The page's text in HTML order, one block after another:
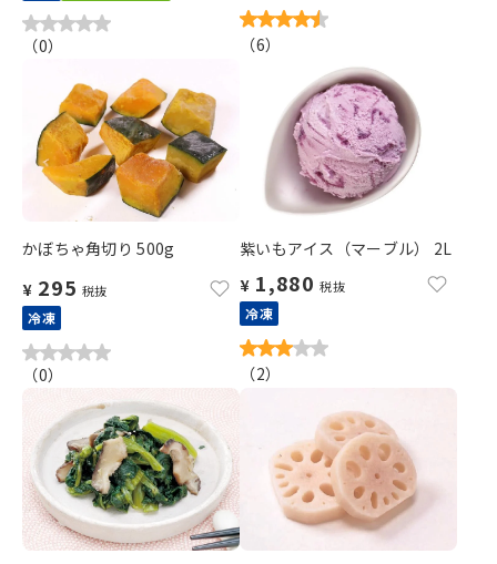
（0） （6）
かぼちゃ角切り 500g
¥ 295 税抜
冷凍
（0）
紫いもアイス（マーブル） 2L
¥ 1,880 税抜
冷凍
（2）